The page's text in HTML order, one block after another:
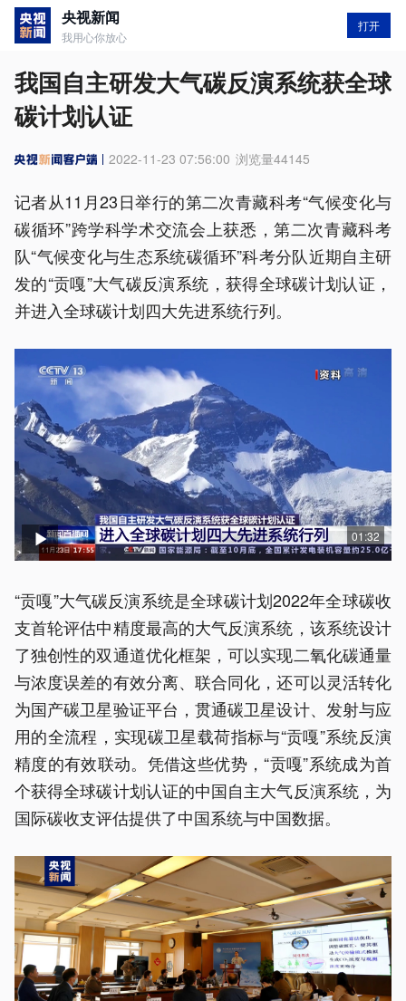
央视新闻
我用心你放心
打开
我国自主研发大气碳反演系统获全球
碳计划认证
2022-11-23 07:56:00 浏览量44145
记者从11月23日举行的第二次青藏科考“气候变化与
碳循环”跨学科学术交流会上获悉，第二次青藏科考
队“气候变化与生态系统碳循环”科考分队近期自主研
发的“贡嘎”大气碳反演系统，获得全球碳计划认证，
并进入全球碳计划四大先进系统行列。
01:32
“贡嘎”大气碳反演系统是全球碳计划2022年全球碳收
支首轮评估中精度最高的大气反演系统，该系统设计
了独创性的双通道优化框架，可以实现二氧化碳通量
与浓度误差的有效分离、联合同化，还可以灵活转化
为国产碳卫星验证平台，贯通碳卫星设计、发射与应
用的全流程，实现碳卫星载荷指标与“贡嘎”系统反演
精度的有效联动。凭借这些优势，“贡嘎”系统成为首
个获得全球碳计划认证的中国自主大气反演系统，为
国际碳收支评估提供了中国系统与中国数据。